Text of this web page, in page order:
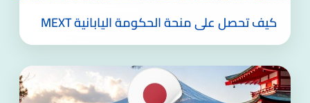
كيف تحصل على منحة الحكومة اليابانية MEXT